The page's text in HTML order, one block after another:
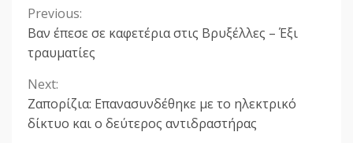
Continue
Reading
Previous:
Βαν έπεσε σε καφετέρια στις Βρυξέλλες – Έξι
τραυματίες
Next:
Ζαπορίζια: Επανασυνδέθηκε με το ηλεκτρικό
δίκτυο και ο δεύτερος αντιδραστήρας